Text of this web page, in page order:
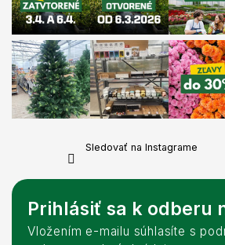
Sledovať na Instagrame
Prihlásiť sa k odberu
Vložením e-mailu súhlasíte s